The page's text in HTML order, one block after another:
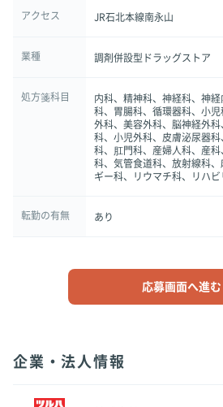
アクセス JR石北本線南永山
業種 調剤併設型ドラッグストア
処方箋科目
内科、精神科、神経科、神
科、胃腸科、循環器科、小
外科、美容外科、脳神経外
科、小児外科、皮膚泌尿器
科、肛門科、産婦人科、産
科、気管食道科、放射線科
ギー科、リウマチ科、リハ
転勤の有無 あり
応募画面へ進む
企業・法人情報